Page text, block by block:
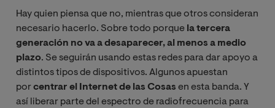
Hay quien piensa que no, mientras que otros consideran
necesario hacerlo. Sobre todo porque la tercera
generación no va a desaparecer, al menos a medio
plazo. Se seguirán usando estas redes para dar apoyo a
distintos tipos de dispositivos. Algunos apuestan
porcentrar el Internet de las Cosas en esta banda. Y
así liberar parte del espectro de radiofrecuencia para